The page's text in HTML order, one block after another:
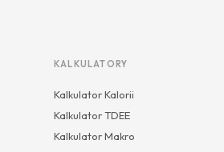
KALKULATORY
Kalkulator Kalorii
Kalkulator TDEE
Kalkulator Makro